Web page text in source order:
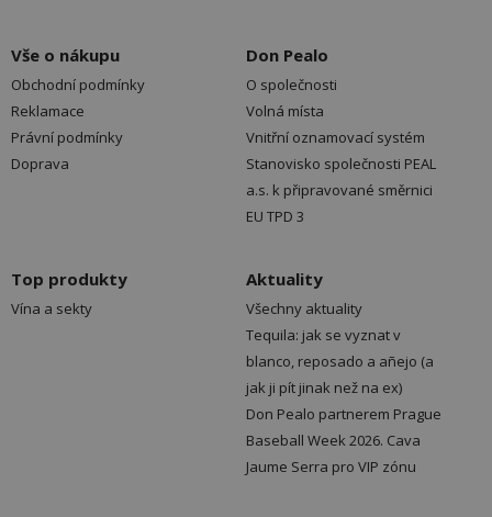
Vše o nákupu
Obchodní podmínky
Reklamace
Právní podmínky
Doprava
Don Pealo
O společnosti
Volná místa
Vnitřní oznamovací systém
Stanovisko společnosti PEAL
a.s. k připravované směrnici
EU TPD 3
Top produkty
Vína a sekty
Aktuality
Všechny aktuality
Tequila: jak se vyznat v
blanco, reposado a añejo (a
jak ji pít jinak než na ex)
Don Pealo partnerem Prague
Baseball Week 2026. Cava
Jaume Serra pro VIP zónu